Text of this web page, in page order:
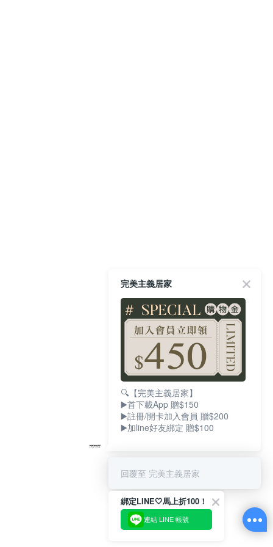
完美主義居家
🔍【完美主義居家】
▶️首下載App 贈$150
▶️註冊/開卡加入會員 贈$200
▶️加line好友綁定 贈$100
回覆至 完美主義居家
綁定LINE🤍馬上折100！
連結 LINE 帳號